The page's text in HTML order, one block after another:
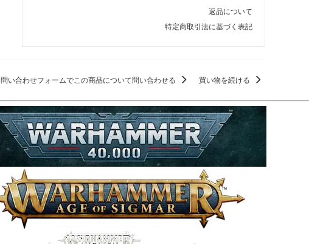
返品について
特定商取引法に基づく表記
問い合わせフォームでこの商品について問い合わせる 買い物を続ける